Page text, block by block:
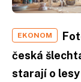
EKONOM
česká
starají o lesy